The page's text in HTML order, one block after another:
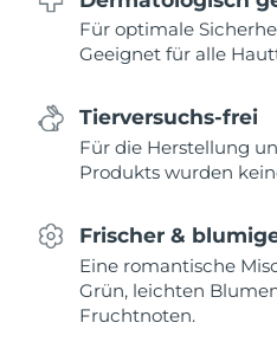
Für optimale
Geeignet für alle
Tierversuchs-frei
Für die Herstellung
Produkts wurden
Frischer &
Eine romantische
Grün, leichten
Fruchtnoten.
Saudi-Arabien
Slowakei
Südafrika
Südkorea